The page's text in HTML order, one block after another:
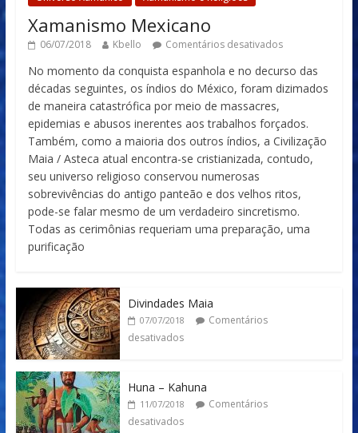
Xamanismo Mexicano
06/07/2018 Kbello Comentários desativados
No momento da conquista espanhola e no decurso das
décadas seguintes, os índios do México, foram dizimados
de maneira catastrófica por meio de massacres,
epidemias e abusos inerentes aos trabalhos forçados.
Também, como a maioria dos outros índios, a Civilização
Maia / Asteca atual encontra-se cristianizada, contudo,
seu universo religioso conservou numerosas
sobrevivências do antigo panteão e dos velhos ritos,
pode-se falar mesmo de um verdadeiro sincretismo.
Todas as cerimônias requeriam uma preparação, uma
purificação
Divindades Maia
07/07/2018
Comentários
desativados
Huna – Kahuna
11/07/2018
Comentários
desativados